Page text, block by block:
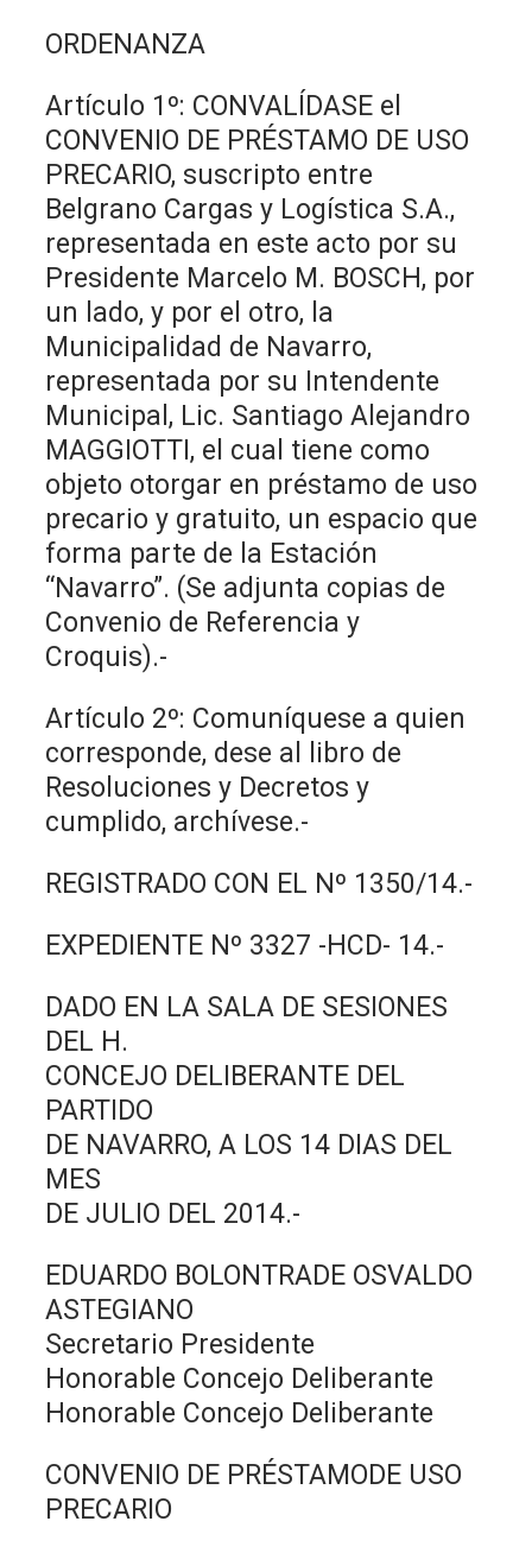
ORDENANZA
Artículo 1º: CONVALÍDASE el
CONVENIO DE PRÉSTAMO DE USO
PRECARIO, suscripto entre
Belgrano Cargas y Logística S.A.,
representada en este acto por su
Presidente Marcelo M. BOSCH, por
un lado, y por el otro, la
Municipalidad de Navarro,
representada por su Intendente
Municipal, Lic. Santiago Alejandro
MAGGIOTTI, el cual tiene como
objeto otorgar en préstamo de uso
precario y gratuito, un espacio que
forma parte de la Estación
“Navarro”. (Se adjunta copias de
Convenio de Referencia y
Croquis).-
Artículo 2º: Comuníquese a quien
corresponde, dese al libro de
Resoluciones y Decretos y
cumplido, archívese.-
REGISTRADO CON EL Nº 1350/14.-
EXPEDIENTE Nº 3327 -HCD- 14.-
DADO EN LA SALA DE SESIONES
DEL H.
CONCEJO DELIBERANTE DEL
PARTIDO
DE NAVARRO, A LOS 14 DIAS DEL
MES
DE JULIO DEL 2014.-
EDUARDO BOLONTRADE OSVALDO
ASTEGIANO
Secretario Presidente
Honorable Concejo Deliberante
Honorable Concejo Deliberante
CONVENIO DE PRÉSTAMODE USO
PRECARIO